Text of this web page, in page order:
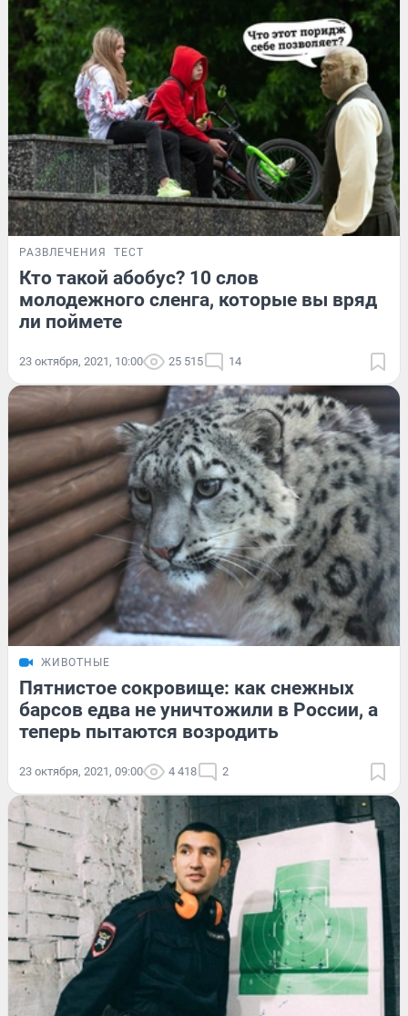
РАЗВЛЕЧЕНИЯ ТЕСТ
Кто такой абобус? 10 слов
молодежного сленга, которые вы вряд
ли поймете
23 октября, 2021, 10:00 25 515 14
ЖИВОТНЫЕ
Пятнистое сокровище: как снежных
барсов едва не уничтожили в России, а
теперь пытаются возродить
23 октября, 2021, 09:00 4 418 2